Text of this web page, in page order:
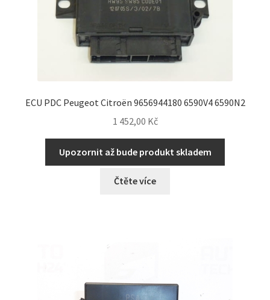
ECU PDC Peugeot Citroën 9656944180 6590V4 6590N2
1 452,00 Kč
Upozornit až bude produkt skladem
Čtěte více